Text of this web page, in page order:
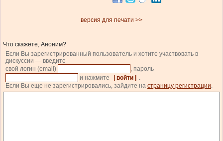
версия для печати >>
Что скажете, Аноним?
Если Вы зарегистрированный пользователь и хотите участвовать в
дискуссии — введите
свой логин (email)
, пароль
и нажмите
| войти |
.
Если Вы еще не зарегистрировались, зайдите на страницу регистрации.